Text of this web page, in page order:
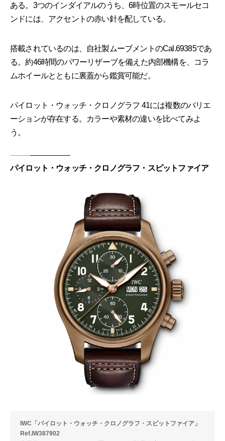
ある。3つのインダイアルのうち、6時位置のスモールセコ
ンドには、アクセントの赤い針を配している。
搭載されているのは、自社製ムーブメントのCal.69385であ
る。約46時間のパワーリザーブを備えた内部機構を、コラ
ムホイールとともに裏蓋から鑑賞可能だ。
パイロット・ウォッチ・クロノグラフ 41には複数のバリエ
ーションが存在する。カラーや素材の違いを比べてみよ
う。
パイロット・ウォッチ・クロノグラフ・スピットファイア
IWC「パイロット・ウォッチ・クロノグラフ・スピットファイア」
Ref.IW387902